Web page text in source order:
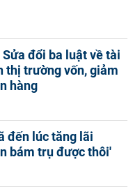
đổi ba luật về tài
thị trường vốn, giảm
hàng
đến lúc tăng lãi
bám trụ được thôi'